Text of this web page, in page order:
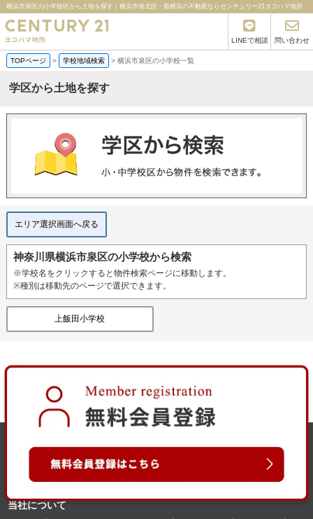
横浜市泉区の小学校区から土地を探す｜横浜市港北区・新横浜の不動産ならセンチュリー21ヨコハマ地所
LINEで相談 問い合わせ
TOPページ > 学校地域検索 > 横浜市泉区の小学校一覧
学区から土地を探す
エリア選択画面へ戻る
神奈川県横浜市泉区の小学校から検索
※学校名をクリックすると物件検索ページに移動します。
※種別は移動先のページで選択できます。
上飯田小学校
当社について